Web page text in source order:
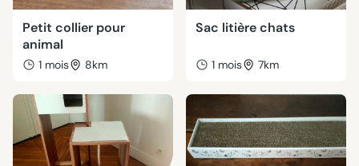
Petit collier pour
animal
1 mois 8km
Sac litière chats
1 mois 7km